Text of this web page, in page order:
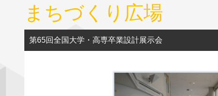
まちづくり広場
第65回全国大学・高専卒業設計展示会